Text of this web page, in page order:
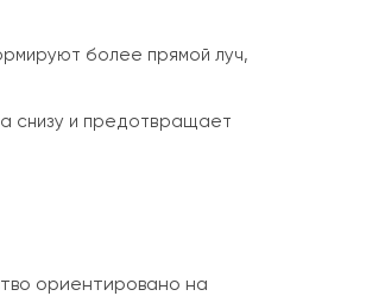
более прямой луч,
снизу и предотвращает
ориентировано на